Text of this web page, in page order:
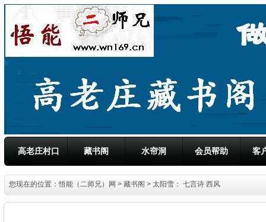
高老庄村口 藏书阁 水帘洞 会员帮助 客
您现在的位置：悟能（二师兄）网 > 藏书阁 > 太阳雪： 七言诗 西风